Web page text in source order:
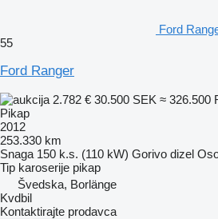
Ford
55
Ford Ranger
2.782 € 30.500 SEK ≈ 326.500
Pikap
2012
253.330 km
Snaga 150 k.s. (110 kW) Gorivo dizel
Tip karoserije pikap
Švedska, Borlänge
Kvdbil
Kontaktirajte prodavca